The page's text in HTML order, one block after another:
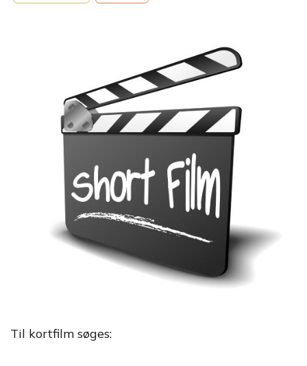
Til kortfilm søges: